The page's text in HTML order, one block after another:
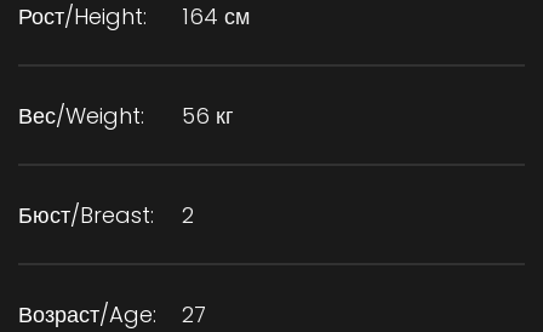
Рост/Height: 164 см
Вес/Weight: 56 кг
Бюст/Breast: 2
Возраст/Age: 27